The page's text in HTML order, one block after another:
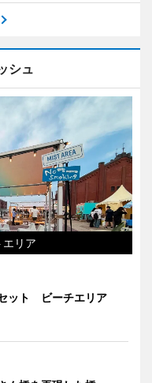
シュ
リア
ット ビーチエリア